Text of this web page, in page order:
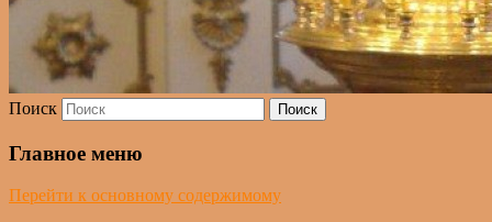
Поиск
Главное меню
Перейти к основному содержимому